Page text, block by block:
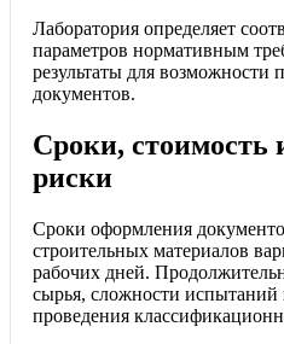
Лаборатория определяет
параметров нормативным
результаты для возможности
документов.
Сроки, стоимость
риски
Сроки оформления
строительных материалов
рабочих дней.
сырья, сложности испытаний
проведения